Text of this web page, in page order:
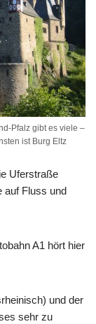
Pfalz gibt es viele –
ist Burg Eltz
Uferstraße
auf Fluss und
A1 hört hier
und der
sehr zu